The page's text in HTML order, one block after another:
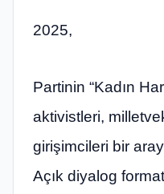
2025,
Partinin “Kadın
aktivistleri,
girişimcileri bir
Açık diyalog